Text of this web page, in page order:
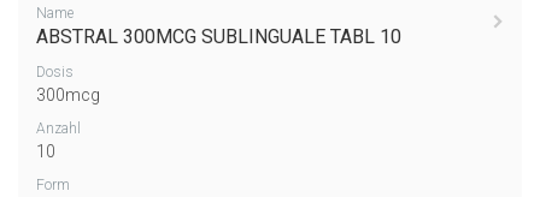
Name
ABSTRAL 300MCG SUBLINGUALE TABL 10
Dosis
300mcg
Anzahl
10
Form